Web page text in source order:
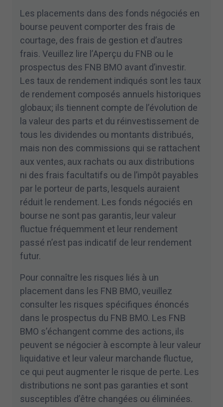
Les placements dans des fonds négociés en
bourse peuvent comporter des frais de
courtage, des frais de gestion et d’autres
frais. Veuillez lire l’Aperçu du FNB ou le
prospectus des FNB BMO avant d’investir.
Les taux de rendement indiqués sont les taux
de rendement composés annuels historiques
globaux; ils tiennent compte de l’évolution de
la valeur des parts et du réinvestissement de
tous les dividendes ou montants distribués,
mais non des commissions qui se rattachent
aux ventes, aux rachats ou aux distributions
ni des frais facultatifs ou de l’impôt payables
par le porteur de parts, lesquels auraient
réduit le rendement. Les fonds négociés en
bourse ne sont pas garantis, leur valeur
fluctue fréquemment et leur rendement
passé n’est pas indicatif de leur rendement
futur.
Pour connaître les risques liés à un
placement dans les FNB BMO, veuillez
consulter les risques spécifiques énoncés
dans le prospectus du FNB BMO. Les FNB
BMO s’échangent comme des actions, ils
peuvent se négocier à escompte à leur valeur
liquidative et leur valeur marchande fluctue,
ce qui peut augmenter le risque de perte. Les
distributions ne sont pas garanties et sont
susceptibles d’être changées ou éliminées.